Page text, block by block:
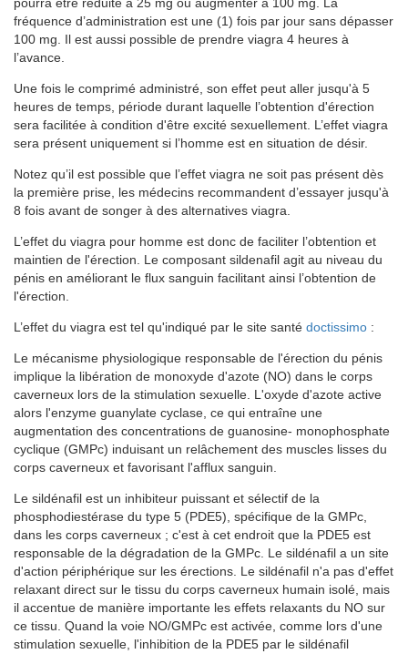
pourra être réduite à 25 mg ou augmenter à 100 mg. La
fréquence d’administration est une (1) fois par jour sans dépasser
100 mg. Il est aussi possible de prendre viagra 4 heures à
l’avance.
Une fois le comprimé administré, son effet peut aller jusqu'à 5
heures de temps, période durant laquelle l’obtention d'érection
sera facilitée à condition d'être excité sexuellement. L’effet viagra
sera présent uniquement si l’homme est en situation de désir.
Notez qu’il est possible que l’effet viagra ne soit pas présent dès
la première prise, les médecins recommandent d’essayer jusqu'à
8 fois avant de songer à des alternatives viagra.
L’effet du viagra pour homme est donc de faciliter l’obtention et
maintien de l'érection. Le composant sildenafil agit au niveau du
pénis en améliorant le flux sanguin facilitant ainsi l’obtention de
l'érection.
L’effet du viagra est tel qu'indiqué par le site santé doctissimo :
Le mécanisme physiologique responsable de l'érection du pénis
implique la libération de monoxyde d'azote (NO) dans le corps
caverneux lors de la stimulation sexuelle. L'oxyde d'azote active
alors l'enzyme guanylate cyclase, ce qui entraîne une
augmentation des concentrations de guanosine- monophosphate
cyclique (GMPc) induisant un relâchement des muscles lisses du
corps caverneux et favorisant l'afflux sanguin.
Le sildénafil est un inhibiteur puissant et sélectif de la
phosphodiestérase du type 5 (PDE5), spécifique de la GMPc,
dans les corps caverneux ; c'est à cet endroit que la PDE5 est
responsable de la dégradation de la GMPc. Le sildénafil a un site
d'action périphérique sur les érections. Le sildénafil n'a pas d'effet
relaxant direct sur le tissu du corps caverneux humain isolé, mais
il accentue de manière importante les effets relaxants du NO sur
ce tissu. Quand la voie NO/GMPc est activée, comme lors d'une
stimulation sexuelle, l'inhibition de la PDE5 par le sildénafil